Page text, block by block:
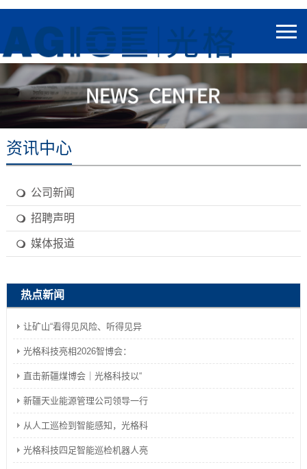
资讯中心
公司新闻
招聘声明
媒体报道
热点新闻
让矿山“看得见风险、听得见异
光格科技亮相2026智博会：
直击新疆煤博会｜光格科技以“
新疆天业能源管理公司领导一行
从人工巡检到智能感知，光格科
光格科技四足智能巡检机器人亮